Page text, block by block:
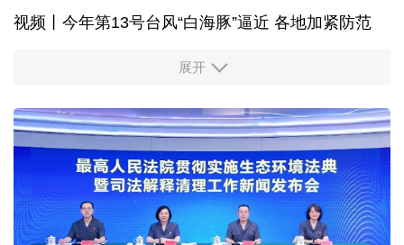
视频丨今年第13号台风“白海豚”逼近 各地加紧防范
柔性制造，高效匹配差异化需求
高温下用电负荷创新高 解码今夏的清凉底气
活力中国调研行丨弯道超车 如何“皖”美提速
7月份中国仓储指数保持扩张 行业运行韧性较强
展开